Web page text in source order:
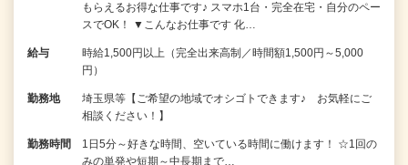
もらえるお得な仕事です♪ スマホ1台・完全在宅・自分のペー
スでOK！ ▼こんなお仕事です 化…
給与
時給1,500円以上（完全出来高制／時間額1,500円～5,000
円）
勤務地
埼玉県等【ご希望の地域でオシゴトできます♪ お気軽にご
相談ください！】
勤務時間
1日5分～好きな時間、空いている時間に働けます！ ☆1回の
みの単発や短期～中長期まで…